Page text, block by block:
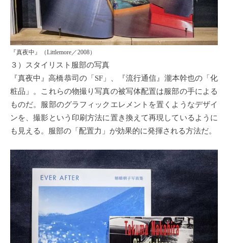
『真夜中』（Littlemore／2008）
３）スタイリスト服部の写真
『真夜中』高橋恭司の「SF」、『流行通信』瀧本幹也の「化
粧品」。これらの物撮り写真の被写体配置は服部の手による
ものだ。服部のグラフィックエレメントを置くようなデザイ
ンを、撮影という印刷方法に置き換えて再現しているように
も見える。服部の「配置力」が効果的に発揮される方法だ。